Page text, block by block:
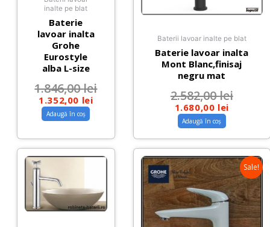
inalte pe blat
Baterie
lavoar inalta
Grohe
Eurostyle
alba L-size
1.846,00lei
1.352,00 lei
Adaugă în coș
Baterii lavoar inalte pe blat
Baterie lavoar inalta
Mont Blanc,finisaj
negru mat
2.582,00lei
1.680,00 lei
Adaugă în coș
Sale!